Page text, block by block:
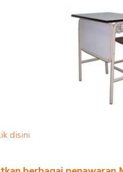
disini